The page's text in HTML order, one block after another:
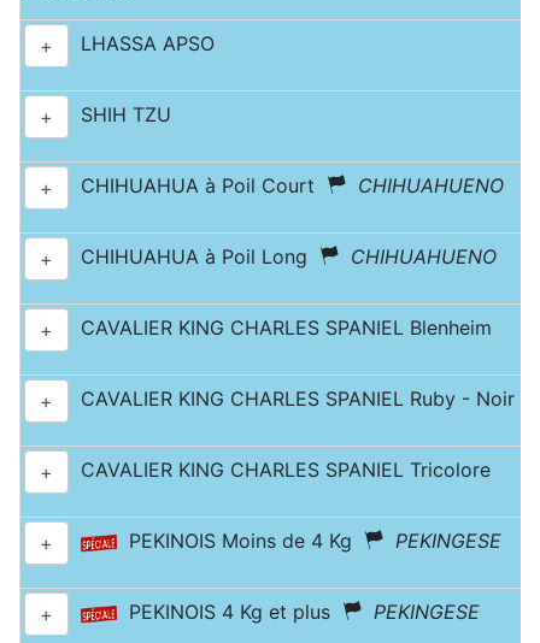
+ LHASSA APSO
+ SHIH TZU
+ CHIHUAHUA à Poil Court CHIHUAHUENO
+ CHIHUAHUA à Poil Long CHIHUAHUENO
+ CAVALIER KING CHARLES SPANIEL Blenheim
+ CAVALIER KING CHARLES SPANIEL Ruby - Noir &
+ CAVALIER KING CHARLES SPANIEL Tricolore
+ PEKINOIS Moins de 4 Kg PEKINGESE
+ PEKINOIS 4 Kg et plus PEKINGESE